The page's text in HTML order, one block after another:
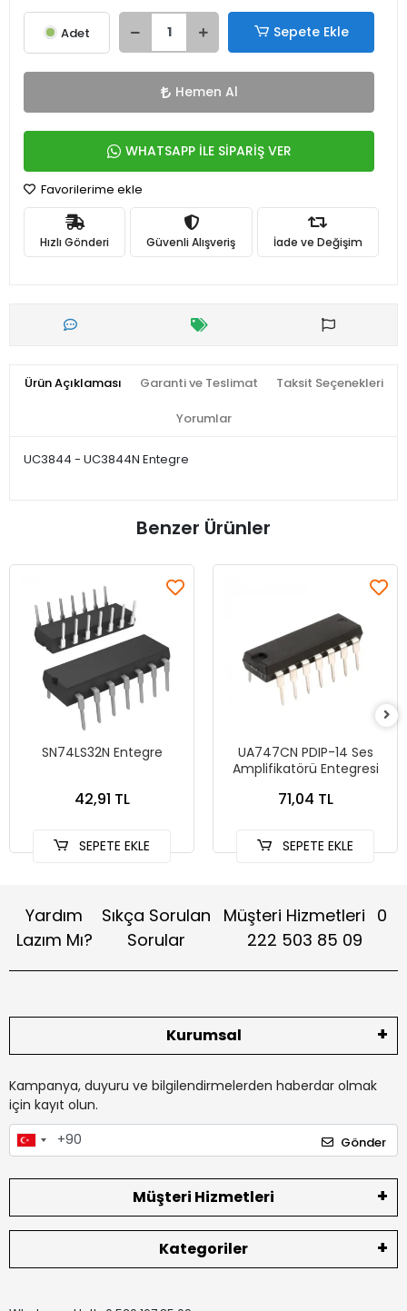
Adet Sepete Ekle
Hemen Al
WHATSAPP İLE SİPARİŞ VER
Favorilerime ekle
Hızlı Gönderi Güvenli Alışveriş İade ve Değişim
Ürün Açıklaması Garanti ve Teslimat Taksit Seçenekleri
Yorumlar
UC3844 - UC3844N Entegre
Benzer Ürünler
SN74LS32N Entegre
42,91 TL
SEPETE EKLE
UA747CN PDIP-14 Ses
Amplifikatörü Entegresi
71,04 TL
SEPETE EKLE
Yardım
Lazım Mı?
Sıkça Sorulan
Sorular
Müşteri Hizmetleri 0
222 503 85 09
Kurumsal
Kampanya, duyuru ve bilgilendirmelerden haberdar olmak
için kayıt olun.
Gönder
Müşteri Hizmetleri
Kategoriler